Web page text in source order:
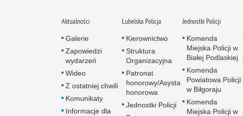
Aktualności
Galerie
Zapowiedzi
wydarzeń
Wideo
Z ostatniej chwili
Komunikaty
Informacje dla
Lubelska Policja
Kierownictwo
Struktura
Organizacyjna
Patronat
honorowy/Asysta
honorowa
Jednostki Policji
Jednostki Policji
Komenda
Miejska Policji w
Białej Podlaskiej
Komenda
Powiatowa Policji
w Biłgoraju
Komenda
Miejska Policji w